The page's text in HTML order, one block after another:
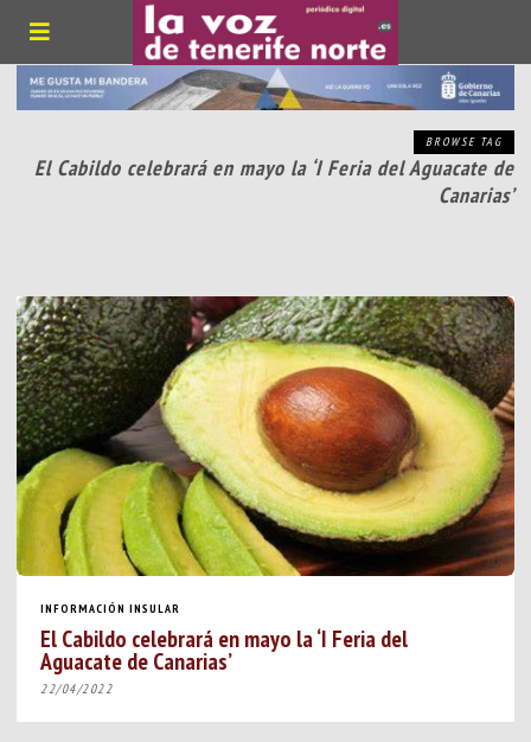
BROWSE TAG
El Cabildo celebrará en mayo la ‘I Feria del Aguacate de
Canarias’
INFORMACIÓN INSULAR
El Cabildo celebrará en mayo la ‘I Feria del
Aguacate de Canarias’
22/04/2022